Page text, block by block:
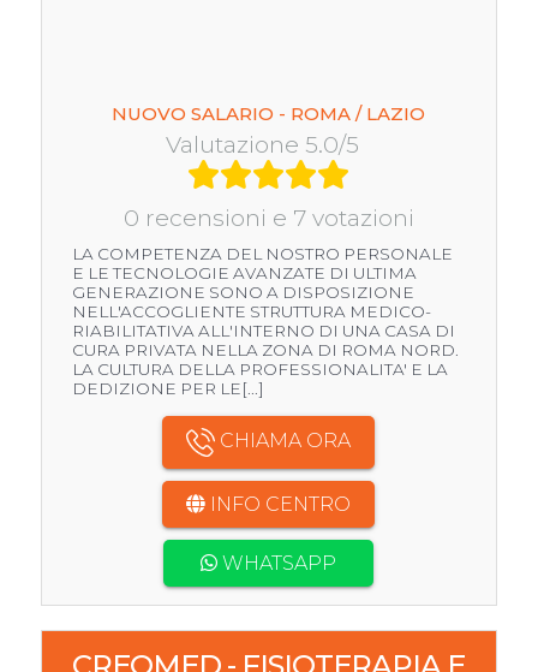
NUOVO SALARIO - ROMA / LAZIO
Valutazione 5.0/5
0 recensioni e 7 votazioni
LA COMPETENZA DEL NOSTRO PERSONALE
E LE TECNOLOGIE AVANZATE DI ULTIMA
GENERAZIONE SONO A DISPOSIZIONE
NELL'ACCOGLIENTE STRUTTURA MEDICO-
RIABILITATIVA ALL'INTERNO DI UNA CASA DI
CURA PRIVATA NELLA ZONA DI ROMA NORD.
LA CULTURA DELLA PROFESSIONALITA' E LA
DEDIZIONE PER LE[...]
CHIAMA ORA
INFO CENTRO
WHATSAPP